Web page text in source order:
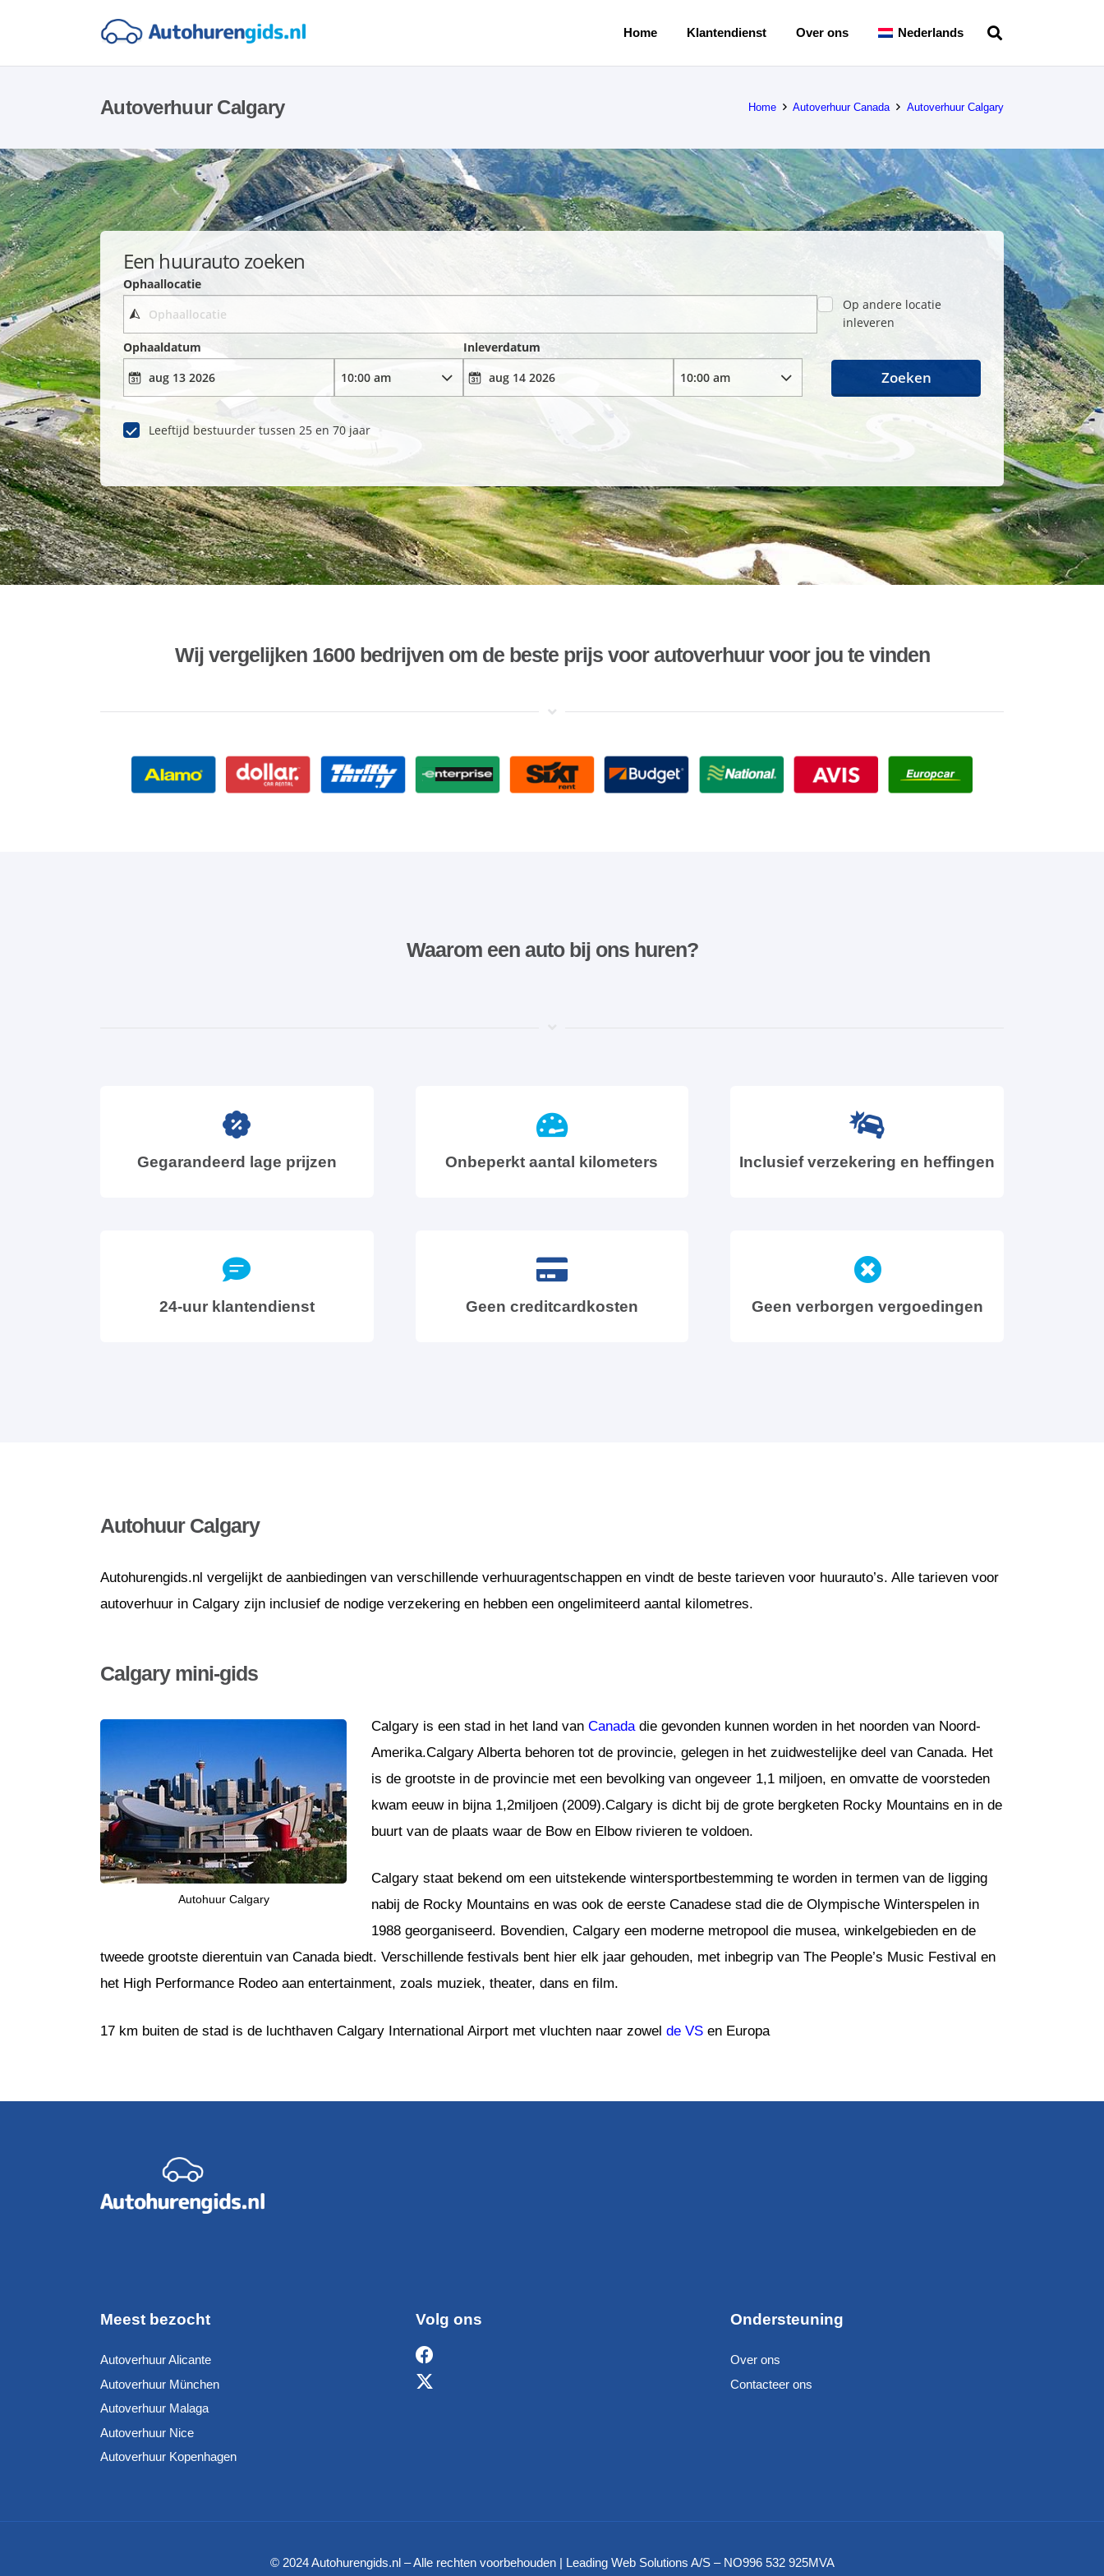
Home Klantendienst Over ons Nederlands
Autoverhuur Calgary Home Autoverhuur Canada Autoverhuur Calgary
Een huurauto zoeken
Ophaallocatie
Op andere locatie
inleveren
Ophaaldatum
Inleverdatum
Leeftijd bestuurder tussen 25 en 70 jaar
Zoeken
Wij vergelijken 1600 bedrijven om de beste prijs voor autoverhuur voor jou te vinden
Waarom een ​​auto bij ons huren?
Gegarandeerd lage prijzen Onbeperkt aantal kilometers Inclusief verzekering en heffingen
24-uur klantendienst Geen creditcardkosten Geen verborgen vergoedingen
Autohuur Calgary
Autohurengids.nl vergelijkt de aanbiedingen van verschillende verhuuragentschappen en vindt de beste tarieven voor huurauto’s. Alle tarieven voor
autoverhuur in Calgary zijn inclusief de nodige verzekering en hebben een ongelimiteerd aantal kilometres.
Calgary mini-gids
Autohuur Calgary
Calgary is een stad in het land van Canadadie gevonden kunnen worden in het noorden van Noord-
Amerika.Calgary Alberta behoren tot de provincie, gelegen in het zuidwestelijke deel van Canada. Het
is de grootste in de provincie met een bevolking van ongeveer 1,1 miljoen, en omvatte de voorsteden
kwam eeuw in bijna 1,2miljoen (2009).Calgary is dicht bij de grote bergketen Rocky Mountains en in de
buurt van de plaats waar de Bow en Elbow rivieren te voldoen.
Calgary staat bekend om een uitstekende wintersportbestemming te worden in termen van de ligging
nabij de Rocky Mountains en was ook de eerste Canadese stad die de Olympische Winterspelen in
1988 georganiseerd. Bovendien, Calgary een moderne metropool die musea, winkelgebieden en de
tweede grootste dierentuin van Canada biedt. Verschillende festivals bent hier elk jaar gehouden, met inbegrip van The People’s Music Festival en
het High Performance Rodeo aan entertainment, zoals muziek, theater, dans en film.
17 km buiten de stad is de luchthaven Calgary International Airport met vluchten naar zowel de VS en Europa
Meest bezocht
Autoverhuur Alicante
Autoverhuur München
Autoverhuur Malaga
Autoverhuur Nice
Autoverhuur Kopenhagen
Volg ons Ondersteuning
Over ons
Contacteer ons
© 2024 Autohurengids.nl – Alle rechten voorbehouden | Leading Web Solutions A/S – NO996 532 925MVA